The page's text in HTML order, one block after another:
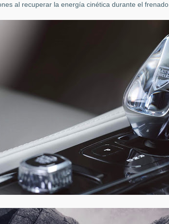
al recuperar la energía cinética durante el frenado.